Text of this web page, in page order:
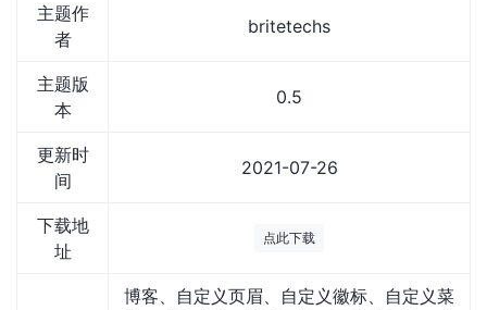
主题作
者
britetechs
主题版
本
0.5
更新时
间
2021-07-26
下载地
址
点此下载
博客、自定义页眉、自定义徽标、自定义菜